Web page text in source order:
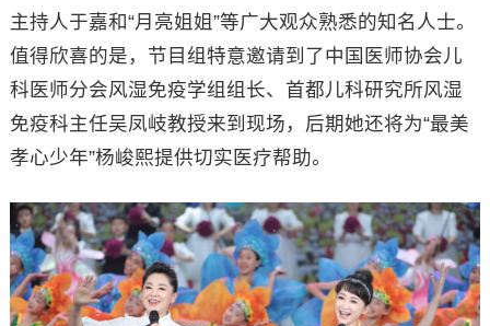
主持人于嘉和“月亮姐姐”等广大观众熟悉的知名人士。
值得欣喜的是，节目组特意邀请到了中国医师协会儿
科医师分会风湿免疫学组组长、首都儿科研究所风湿
免疫科主任吴凤岐教授来到现场，后期她还将为“最美
孝心少年”杨峻熙提供切实医疗帮助。